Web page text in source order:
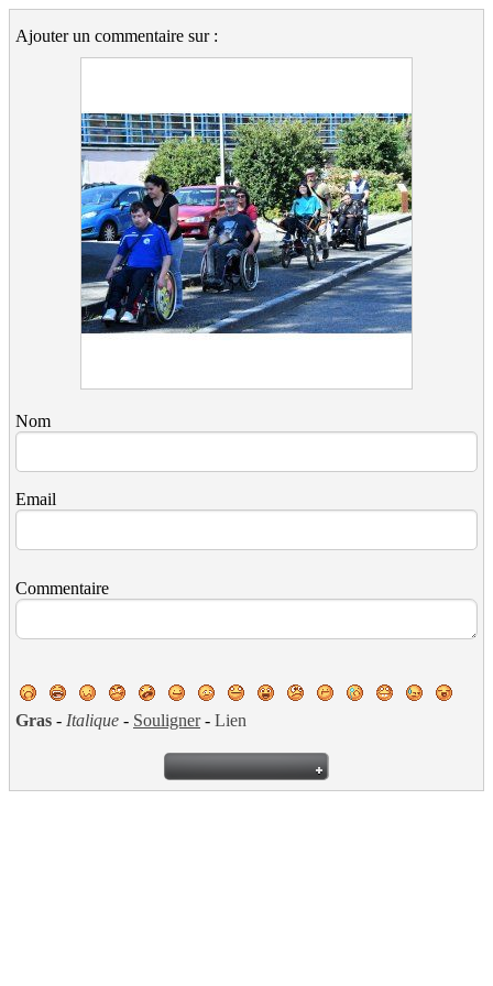
Ajouter un commentaire sur :
Nom
Email
Commentaire
Gras - Italique - Souligner- Lien